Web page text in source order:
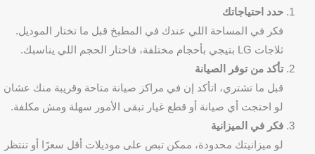
حدد احتياجاتك
فكر في المساحة اللي عندك في المطبخ قبل ما تختار الموديل.
ثلاجات LG بتيجي بأحجام مختلفة، فاختار الحجم اللي يناسبك.
تأكد من توفر الصيانة
قبل ما تشتري، اتأكد إن في مراكز صيانة متاحة وقريبة منك عشان
لو احتجت أي صيانة أو قطع غيار تبقى الأمور سهلة ومش مكلفة.
فكر في الميزانية
لو ميزانيتك محدودة، ممكن تبص على موديلات أقل سعرًا أو تنتظر